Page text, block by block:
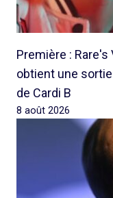
Première : Rare's
obtient une
de Cardi B
8 août 2026